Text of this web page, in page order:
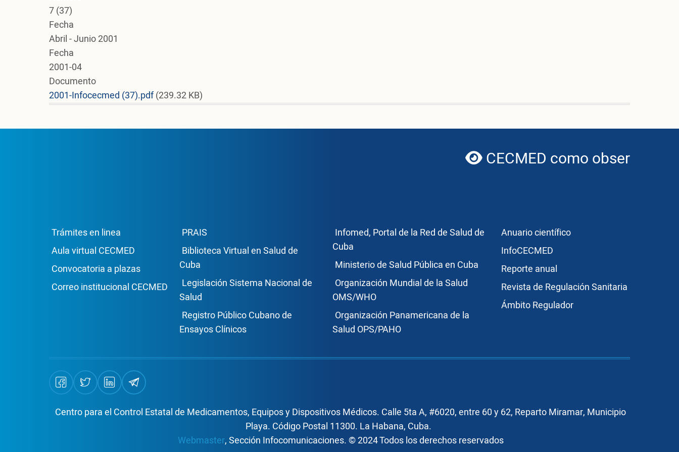
7 (37)
Fecha
Abril - Junio 2001
Fecha
2001-04
Documento
2001-Infocecmed (37).pdf(239.32 KB)
globe
CECMED como observador de
Enlace Footer1
Trámites en linea
Aula virtual CECMED
Convocatoria a plazas
Correo institucional CECMED
Enlace Footer2
PRAIS
Biblioteca Virtual en Salud de
Cuba
Legislación Sistema Nacional de
Salud
Registro Público Cubano de
Ensayos Clínicos
Enlace Footer3
Infomed, Portal de la Red de Salud de
Cuba
Ministerio de Salud Pública en Cuba
Organización Mundial de la Salud
OMS/WHO
Organización Panamericana de la
Salud OPS/PAHO
Publicaciones
Anuario científico
InfoCECMED
Reporte anual
Revista de Regulación Sanitaria
Ámbito Regulador
Centro para el Control Estatal de Medicamentos, Equipos y Dispositivos Médicos. Calle 5ta A, #6020, entre 60 y 62, Reparto Miramar, Municipio
Playa. Código Postal 11300. La Habana, Cuba.
Webmaster, Sección Infocomunicaciones. © 2024 Todos los derechos reservados